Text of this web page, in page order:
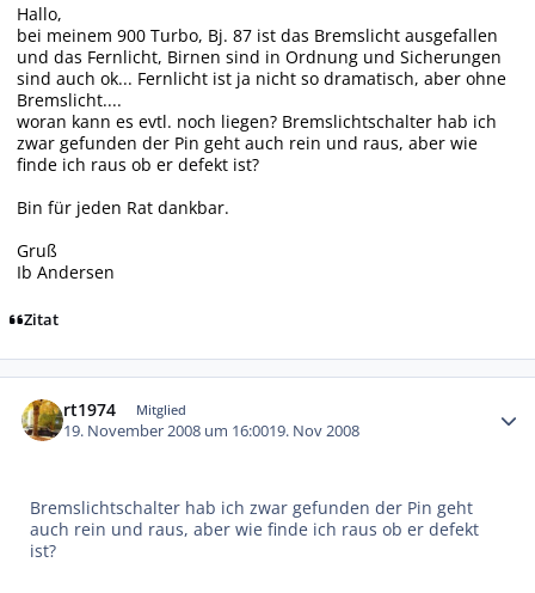
Hallo,
bei meinem 900 Turbo, Bj. 87 ist das Bremslicht ausgefallen
und das Fernlicht, Birnen sind in Ordnung und Sicherungen
sind auch ok... Fernlicht ist ja nicht so dramatisch, aber ohne
Bremslicht....
woran kann es evtl. noch liegen? Bremslichtschalter hab ich
zwar gefunden der Pin geht auch rein und raus, aber wie
finde ich raus ob er defekt ist?
Bin für jeden Rat dankbar.
Gruß
Ib Andersen
Zitat
rt1974 Mitglied
19. November 2008 um 16:0019. Nov 2008
Bremslichtschalter hab ich zwar gefunden der Pin geht
auch rein und raus, aber wie finde ich raus ob er defekt
ist?